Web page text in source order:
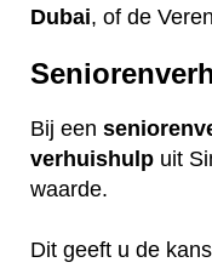
Dubai, of de
Bij een
verhuishulp uit
waarde.
Dit geeft u de